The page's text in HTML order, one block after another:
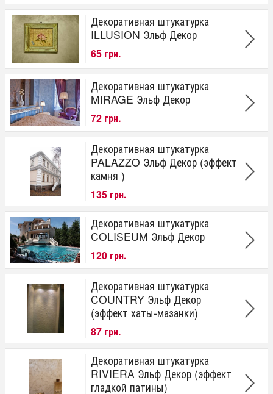
Декоративная штукатурка
ILLUSION Эльф Декор
65 грн.
Декоративная штукатурка
MIRAGE Эльф Декор
72 грн.
Декоративная штукатурка
PALAZZO Эльф Декор (эффект
камня )
135 грн.
Декоративная штукатурка
COLISEUM Эльф Декор
120 грн.
Декоративная штукатурка
COUNTRY Эльф Декор
(эффект хаты-мазанки)
87 грн.
Декоративная штукатурка
RIVIERA Эльф Декор (эффект
гладкой патины)